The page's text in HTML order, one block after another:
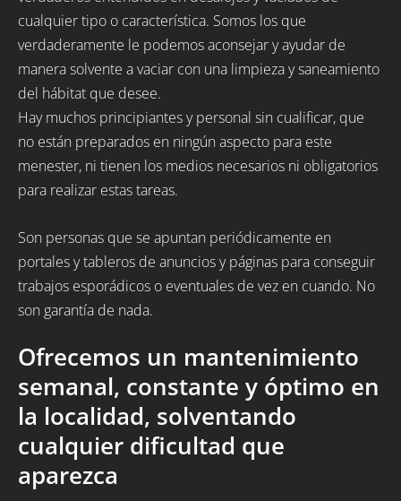
cualquier tipo o característica. Somos los que
verdaderamente le podemos aconsejar y ayudar de
manera solvente a vaciar con una limpieza y saneamiento
del hábitat que desee.
Hay muchos principiantes y personal sin cualificar, que
no están preparados en ningún aspecto para este
menester, ni tienen los medios necesarios ni obligatorios
para realizar estas tareas.
Son personas que se apuntan periódicamente en
portales y tableros de anuncios y páginas para conseguir
trabajos esporádicos o eventuales de vez en cuando. No
son garantía de nada.
Ofrecemos un mantenimiento
semanal, constante y óptimo en
la localidad, solventando
cualquier dificultad que
aparezca